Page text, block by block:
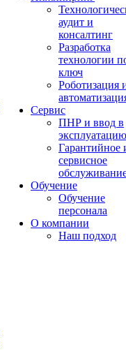
аудит и
консалтинг
Разработка
технологии
ключ
Роботизация
Сервис
ПНР и ввод в
эксплуатацию
Гарантийное
сервисное
Обучение
Обучение
персонала
О компании
Наш подход